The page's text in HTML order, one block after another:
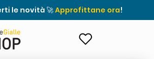
le novità 🚀Approfittane ora!